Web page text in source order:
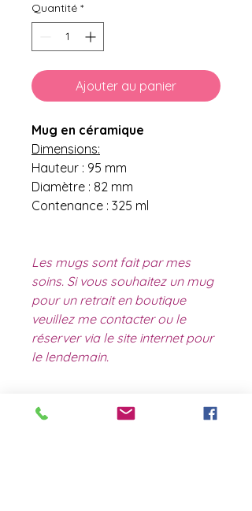
Quantité *
Ajouter au panier
Mug en céramique
Dimensions:
Hauteur : 95 mm
Diamètre : 82 mm
Contenance : 325 ml
Les mugs sont fait par mes
soins. Si vous souhaitez un mug
pour un retrait en boutique
veuillez me contacter ou le
réserver via le site internet pour
le lendemain.